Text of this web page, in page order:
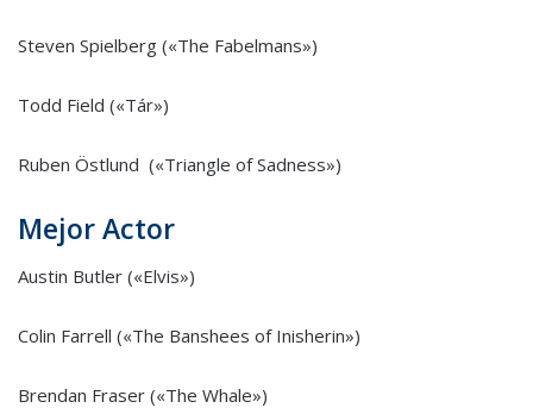
Steven Spielberg («The Fabelmans»)
Todd Field («Tár»)
Ruben Östlund («Triangle of Sadness»)
Mejor Actor
Austin Butler («Elvis»)
Colin Farrell («The Banshees of Inisherin»)
Brendan Fraser («The Whale»)